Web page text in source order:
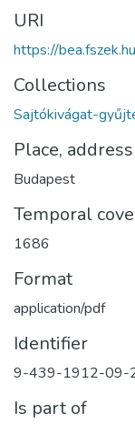
URI
https://
Collections
Sajtókivágat-
Place, address
Budapest
Temporal
1686
Format
application/pdf
Identifier
9-439-1912-09-
Is part of